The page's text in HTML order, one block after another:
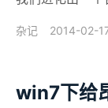
杂记 2014-02-
win7下给